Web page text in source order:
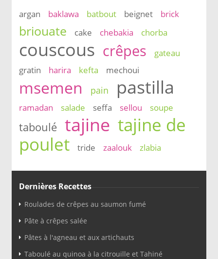
argan baklawa batbout beignet brick
briouate cake chebakia chorba
couscous crêpes
gateau
gratin
harira kefta mechoui
msemen pain pastilla
ramadan salade seffa sellou soupe
taboulé tajine tajine de
poulet
tride zaalouk zlabia
Dernières Recettes
Roulades de crêpes au saumon fumé
Pâte à crêpes salée
Pâtes à l'agneau et aux artichauts
Taboulé au quinoa à la citrouille et Tahiné